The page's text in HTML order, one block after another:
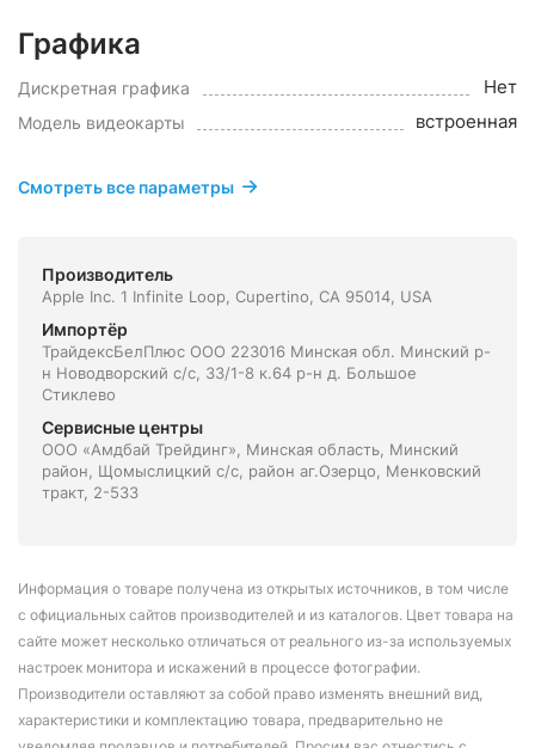
Графика
Дискретная графика Нет
Модель видеокарты встроенная
Смотреть все параметры
Производитель
Apple Inc. 1 Infinite Loop, Cupertino, CA 95014, USA
Импортёр
ТрайдексБелПлюс ООО 223016 Минская обл. Минский р-
н Новодворский с/с, 33/1-8 к.64 р-н д. Большое
Стиклево
Сервисные центры
ООО «Амдбай Трейдинг», Минская область, Минский
район, Щомыслицкий с/с, район аг.Озерцо, Менковский
тракт, 2-533
Информация о товаре получена из открытых источников, в том числе
с официальных сайтов производителей и из каталогов. Цвет товара на
сайте может несколько отличаться от реального из-за используемых
настроек монитора и искажений в процессе фотографии.
Производители оставляют за собой право изменять внешний вид,
характеристики и комплектацию товара, предварительно не